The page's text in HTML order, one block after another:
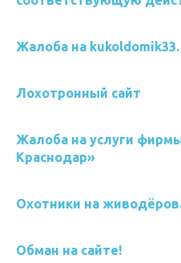
Жалоба на kukoldomik33.
Лохотронный сайт
Жалоба на услуги
Краснодар»
Охотники на
Обман на сайте!